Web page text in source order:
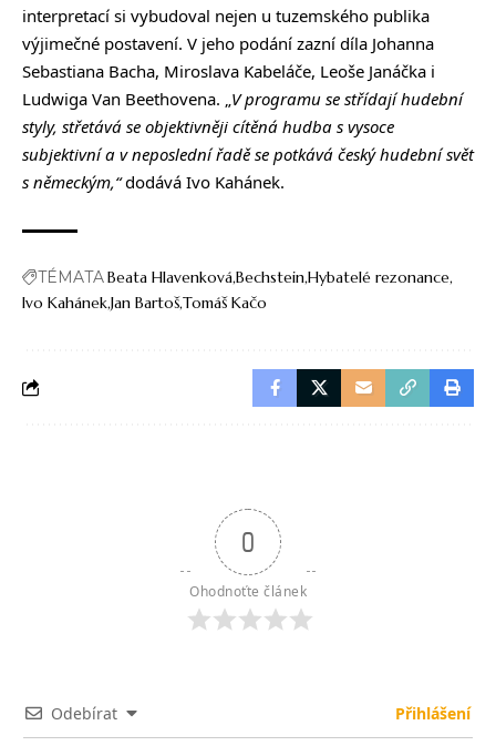
interpretací si vybudoval nejen u tuzemského publika
výjimečné postavení. V jeho podání zazní díla Johanna
Sebastiana Bacha, Miroslava Kabeláče, Leoše Janáčka i
Ludwiga Van Beethovena. „ V programu se střídají hudební
styly, střetává se objektivněji cítěná hudba s vysoce
subjektivní a v neposlední řadě se potkává český hudební svět
s německým,“dodává Ivo Kahánek.
TÉMATABeata HlavenkováBechsteinHybatelé rezonance
Ivo Kahánek Jan BartošTomáš Kačo
0
Ohodnoťte článek
Odebírat Přihlášení